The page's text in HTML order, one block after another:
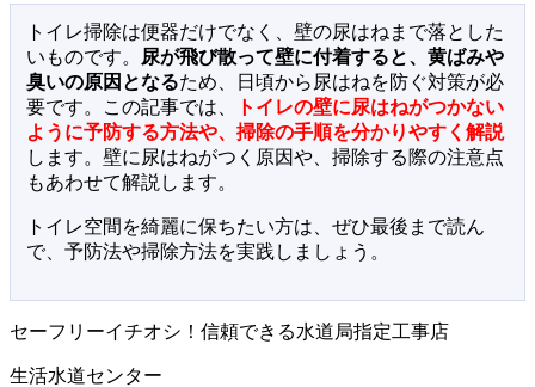
トイレ掃除は便器だけでなく、壁の尿はねまで落とした
いものです。
尿が飛び散って壁に付着すると、黄ばみや
臭いの原因となるため、日頃から尿はねを防ぐ対策が必
要です。この記事では、
トイレの壁に尿はねがつかない
ように予防する方法や、掃除の手順を分かりやすく解説
します。壁に尿はねがつく原因や、掃除する際の注意点
もあわせて解説します。
トイレ空間を綺麗に保ちたい方は、ぜひ最後まで読ん
で、予防法や掃除方法を実践しましょう。
セーフリーイチオシ！信頼できる水道局指定工事店
生活水道センター